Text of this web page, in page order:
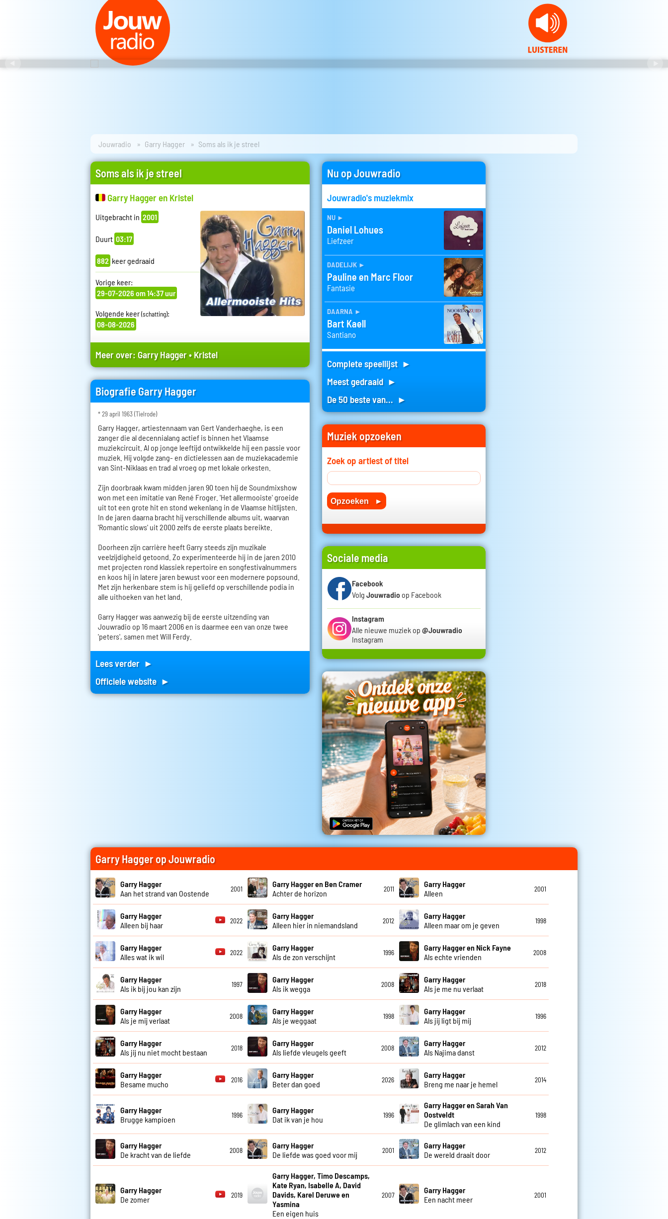
Jouwradio Garry Hagger Soms als ik je streel
Soms als ik je streel
Garry Hagger en Kristel
Uitgebracht in 2001
Duurt 03:17
882 keer gedraaid
Vorige keer:
29-07-2026 om 14:37 uur
Volgende keer(schatting):
08-08-2026
Meer over: Garry Hagger•Kristel
Biografie Garry Hagger
* 29 april 1963 (Tielrode)
Garry Hagger, artiestennaam van Gert Vanderhaeghe, is een
zanger die al decennialang actief is binnen het Vlaamse
muziekcircuit. Al op jonge leeftijd ontwikkelde hij een passie voor
muziek. Hij volgde zang- en dictielessen aan de muziekacademie
van Sint-Niklaas en trad al vroeg op met lokale orkesten.
Zijn doorbraak kwam midden jaren 90 toen hij de Soundmixshow
won met een imitatie van René Froger. 'Het allermooiste' groeide
uit tot een grote hit en stond wekenlang in de Vlaamse hitlijsten.
In de jaren daarna bracht hij verschillende albums uit, waarvan
'Romantic slows' uit 2000 zelfs de eerste plaats bereikte.
Doorheen zijn carrière heeft Garry steeds zijn muzikale
veelzijdigheid getoond. Zo experimenteerde hij in de jaren 2010
met projecten rond klassiek repertoire en songfestivalnummers
en koos hij in latere jaren bewust voor een modernere popsound.
Met zijn herkenbare stem is hij geliefd op verschillende podia in
alle uithoeken van het land.
Garry Hagger was aanwezig bij de eerste uitzending van
Jouwradio op 16 maart 2006 en is daarmee een van onze twee
'peters', samen met Will Ferdy.
Lees verder ►
Officiele website ►
Nu op Jouwradio
Jouwradio's muziekmix
nu ►
Daniel Lohues
Liefzeer
dadelijk ►
Pauline en Marc Floor
Fantasie
daarna ►
Bart Kaell
Santiano
Complete speellijst ►
Meest gedraaid ►
De 50 beste van... ►
Muziek opzoeken
Zoek op artiest of titel
Sociale media
Facebook
Volg Jouwradio op Facebook
Instagram
Alle nieuwe muziek op @Jouwradio
Instagram
Garry Hagger op Jouwradio
Garry Hagger
Aan het strand van Oostende
2001
Garry Hagger en Ben Cramer
Achter de horizon
2011
Garry Hagger
Alleen
2001
Garry Hagger
Alleen bij haar
2022
Garry Hagger
Alleen hier in niemandsland
2012
Garry Hagger
Alleen maar om je geven
1998
Garry Hagger
Alles wat ik wil
2022
Garry Hagger
Als de zon verschijnt
1996
Garry Hagger en Nick Fayne
Als echte vrienden
2008
Garry Hagger
Als ik bij jou kan zijn
1997
Garry Hagger
Als ik wegga
2008
Garry Hagger
Als je me nu verlaat
2018
Garry Hagger
Als je mij verlaat
2008
Garry Hagger
Als je weggaat
1998
Garry Hagger
Als jij ligt bij mij
1996
Garry Hagger
Als jij nu niet mocht bestaan
2018
Garry Hagger
Als liefde vleugels geeft
2008
Garry Hagger
Als Najima danst
2012
Garry Hagger
Besame mucho
2016
Garry Hagger
Beter dan goed
2026
Garry Hagger
Breng me naar je hemel
2014
Garry Hagger
Brugge kampioen
1996
Garry Hagger
Dat ik van je hou
1996
Garry Hagger en Sarah Van
Oostveldt
De glimlach van een kind
1998
Garry Hagger
De kracht van de liefde
2008
Garry Hagger
De liefde was goed voor mij
2001
Garry Hagger
De wereld draait door
2012
Garry Hagger
De zomer
2019
Garry Hagger, Timo Descamps,
Kate Ryan, Isabelle A, David
Davids, Karel Deruwe en
Yasmina
Een eigen huis
2007
Garry Hagger
Een nacht meer
2001